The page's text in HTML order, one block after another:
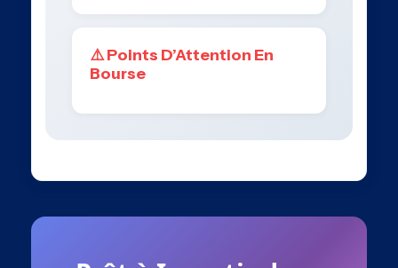
⚠️ Points D’Attention En
Bourse